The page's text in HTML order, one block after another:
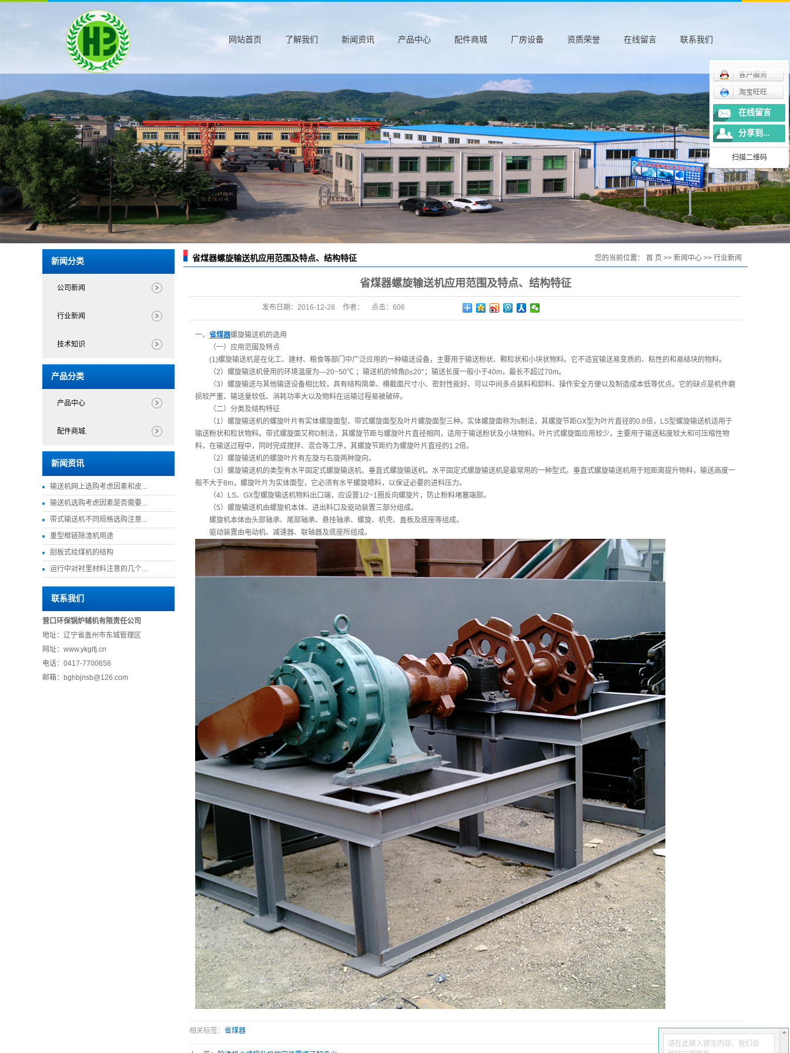
网站首页 了解我们
公司简介 新闻资讯
公司新闻 产品中心 配件商城 厂房设备 资质荣誉 在线留言 联系我们
新闻分类
公司新闻
行业新闻
技术知识
产品分类
产品中心
配件商城.
新闻资讯
输送机网上选购考虑因素和皮...
输送机选购考虑因素是否需要...
带式输送机不同规格选购注意...
重型框链除渣机用途
刮板式给煤机的结构
运行中对衬里材料注意的几个...
联系我们
营口环保锅炉辅机有限责任公司
地址：辽宁省盖州市东城管理区
网址：www.ykglfj.cn
电话：0417-7700658
邮箱：bghbjnsb@126.com
省煤器螺旋输送机应用范围及特点、结构特征 您的当前位置： 首 页 >> 新闻中心 >> 行业新闻
省煤器螺旋输送机应用范围及特点、结构特征
发布日期： 2016-12-28 作者： 点击： 606
一、 省煤器螺旋输送机的选用
（一）应用范围及特点
(1)螺旋输送机是在化工、建材、粮食等部门中广泛应用的一种输送设备，主要用于输送粉状、颗粒状和小块状物料。它不适宜输送易变质的、粘性的和易结块的物料。
（2）螺旋输送机使用的环境温度为—20~50℃ ；输送机的倾角β≤20°；输送长度一般小于40m，最长不超过70m。
（3）螺旋输送与其他输送设备相比较，具有结构简单、横截面尺寸小、密封性能好、可以中间多点装料和卸料、操作安全方便以及制造成本低等优点。它的缺点是机件磨
损较严重、输送量较低、消耗功率大以及物料在运输过程易被破碎。
（二）分类及结构特征
（1）螺旋输送机的螺旋叶片有实体螺旋面型、带式螺旋面型及叶片螺旋面型三种。实体螺旋面称为s制法，其螺旋节距GX型为叶片直径的0.8倍，LS型螺旋输送机适用于
输送粉状和粒状物料。带式螺旋面又称D制法，其螺旋节距与螺旋叶片直径相同，适用于输送粉状及小块物料。叶片式螺旋面应用较少，主要用于输送粘度较大和可压缩性物
料，在输送过程中，同时完成搅拌、混合等工序，其螺旋节距约为螺旋叶片直径的1.2倍。
（2）螺旋输送机的螺旋叶片有左旋与右旋两种旋向。
（3）螺旋输送机的类型有水平固定式螺旋输送机、垂直式螺旋输送机。水平固定式螺旋输送机是最常用的一种型式。垂直式螺旋输送机用于短距离提升物料，输送高度一
般不大于8m，螺旋叶片为实体面型，它必须有水平螺旋喂料，以保证必要的进料压力。
（4）LS、GX型螺旋输送机物料出口端，应设置1/2~1圈反向螺旋片，防止粉料堵塞端部。
（5）螺旋输送机由螺旋机本体、进出料口及驱动装置三部分组成。
螺旋机本体由头部轴承、尾部轴承、悬挂轴承、螺旋、机壳、盖板及底座等组成。
驱动装置由电动机、减速器、联轴器及底座所组成。
相关标签： 省煤器
客户服务
淘宝旺旺
在线留言
分享到...
扫描二维码
请在此输入留言内容，我们会